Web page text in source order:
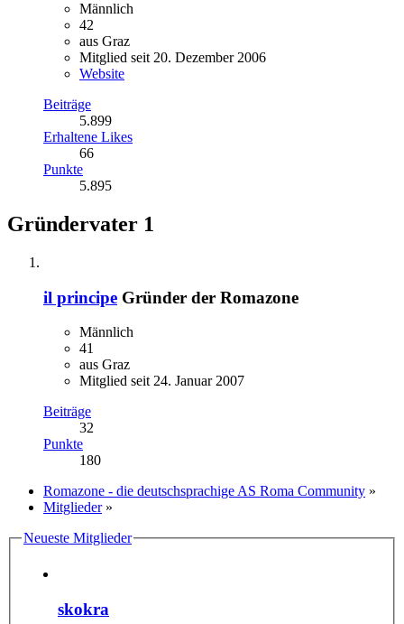
Männlich
42
aus Graz
Mitglied seit 20. Dezember 2006
Website
Beiträge
5.899
Erhaltene Likes
66
Punkte
5.895
Gründervater 1
il principe Gründer der Romazone
Männlich
41
aus Graz
Mitglied seit 24. Januar 2007
Beiträge
32
Punkte
180
Romazone - die deutschsprachige AS Roma Community »
Mitglieder »
Neueste Mitglieder
skokra